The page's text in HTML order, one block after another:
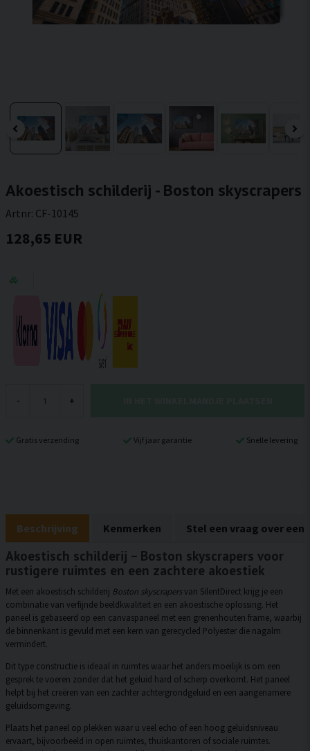
Akoestisch schilderij - Boston skyscrapers
Artnr: CF-10145
128,65 EUR
- +
Gratis verzending Vijf jaar garantie Snelle levering
Beschrijving Kenmerken Stel een vraag over een
Akoestisch schilderij – Boston skyscrapers voor
rustigere ruimtes en een zachtere akoestiek
Met een akoestisch schilderij Boston skyscrapersvan SilentDirect krijg je een
combinatie van verfijnde beeldkwaliteit en een akoestische oplossing. Het
paneel is gebaseerd op een canvaspaneel met een grenenhouten frame, waarbij
de binnenkant is gevuld met een kern van gerecycled Polyester die nagalm
vermindert.
Dit type constructie is ideaal in ruimtes waar het anders moeilijk is om een
gesprek te voeren zonder dat het geluid hard of scherp overkomt. Het paneel
helpt bij het creëren van een zachter achtergrondgeluid en een aangenamere
geluidsomgeving.
Plaats het paneel op plekken waar u veel echo of een hoog geluidsniveau
ervaart, bijvoorbeeld in open ruimtes, thuiskantoren of sociale ruimtes.